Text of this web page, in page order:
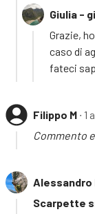
Giulia -
Grazie,
caso di
fateci
Filippo M ∙ 1
Commento
Alessandro
Scarpette